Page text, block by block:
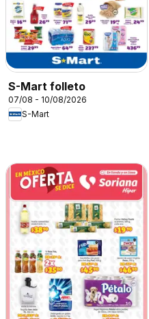
S-Mart folleto
07/08 - 10/08/2026
S-Mart